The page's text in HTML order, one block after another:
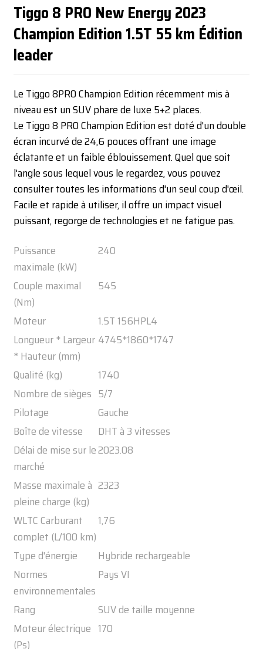
Tiggo 8 PRO New Energy 2023
Champion Edition 1.5T 55 km Édition
leader
Le Tiggo 8PRO Champion Edition récemment mis à
niveau est un SUV phare de luxe 5+2 places.
Le Tiggo 8 PRO Champion Edition est doté d'un double
écran incurvé de 24,6 pouces offrant une image
éclatante et un faible éblouissement. Quel que soit
l'angle sous lequel vous le regardez, vous pouvez
consulter toutes les informations d'un seul coup d'œil.
Facile et rapide à utiliser, il offre un impact visuel
puissant, regorge de technologies et ne fatigue pas.
Puissance
maximale (kW)
240
Couple maximal
(Nm)
545
Moteur
1.5T 156HPL4
Longueur * Largeur
* Hauteur (mm)
4745*1860*1747
Qualité (kg)
1740
Nombre de sièges 5/7
Pilotage
Gauche
Boîte de vitesse
DHT à 3 vitesses
Délai de mise sur le
marché
2023.08
Masse maximale à
pleine charge (kg)
2323
WLTC Carburant
complet (L/100 km)
1,76
Type d'énergie
Hybride rechargeable
Normes
environnementales
Pays VI
Rang
SUV de taille moyenne
Moteur électrique
(Ps)
170